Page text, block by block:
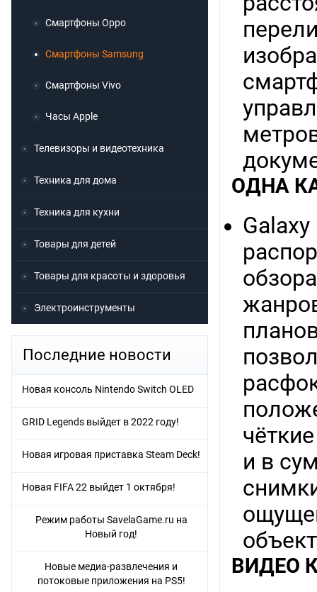
ОДНА
и в
ВИДЕО
Смартфоны Oppo
Смартфоны Samsung
Смартфоны Vivo
Часы Apple
Телевизоры и видеотехника
Техника для дома
Техника для кухни
Товары для детей
Товары для красоты и здоровья
Электроинструменты
Последние новости
Новая консоль Nintendo Switch OLED
GRID Legends выйдет в 2022 году!
Новая игровая приставка Steam Deck!
Новая FIFA 22 выйдет 1 октября!
Режим работы SavelaGame.ru на
Новый год!
Новые медиа-развлечения и
потоковые приложения на PS5!